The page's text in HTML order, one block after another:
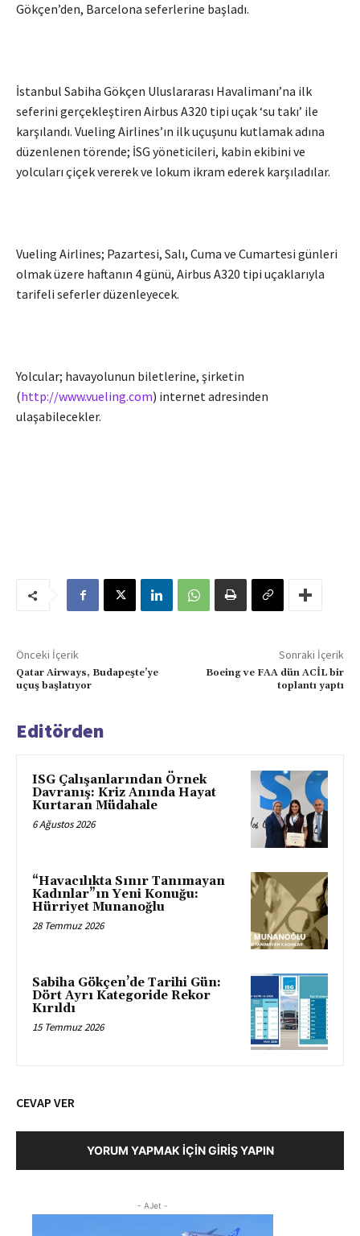
Gökçen’den, Barcelona seferlerine başladı.
İstanbul Sabiha Gökçen Uluslararası Havalimanı’na ilk
seferini gerçekleştiren Airbus A320 tipi uçak ‘su takı’ ile
karşılandı. Vueling Airlines’ın ilk uçuşunu kutlamak adına
düzenlenen törende; İSG yöneticileri, kabin ekibini ve
yolcuları çiçek vererek ve lokum ikram ederek karşıladılar.
Vueling Airlines; Pazartesi, Salı, Cuma ve Cumartesi günleri
olmak üzere haftanın 4 günü, Airbus A320 tipi uçaklarıyla
tarifeli seferler düzenleyecek.
Yolcular; havayolunun biletlerine, şirketin
(http://www.vueling.com) internet adresinden
ulaşabilecekler.
Önceki İçerik
Qatar Airways, Budapeşte’ye
uçuş başlatıyor
Sonraki İçerik
Boeing ve FAA dün ACİL bir
toplantı yaptı
Editörden
ISG Çalışanlarından Örnek
Davranış: Kriz Anında Hayat
Kurtaran Müdahale
6 Ağustos 2026
“Havacılıkta Sınır Tanımayan
Kadınlar”ın Yeni Konuğu:
Hürriyet Munanoğlu
28 Temmuz 2026
Sabiha Gökçen’de Tarihi Gün:
Dört Ayrı Kategoride Rekor
Kırıldı
15 Temmuz 2026
CEVAP VER
YORUM YAPMAK İÇIN GIRIŞ YAPIN
- AJet -